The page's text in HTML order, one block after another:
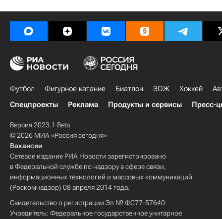
Футбол Фигурное катание Биатлон ЗОЖ Хоккей
Спецпроекты
Реклама Продукты и сервисы Пресс-
Версия 2023.1 Beta
© 2026 МИА «Россия сегодня»
Вакансии
Сетевое издание РИА Новости зарегистрировано
в Федеральной службе по надзору в сфере связи,
информационных технологий и массовых коммуникаций
(Роскомнадзор) 08 апреля 2014 года.
Свидетельство о регистрации Эл № ФС77-57640
Учредитель: Федеральное государственное унитарное